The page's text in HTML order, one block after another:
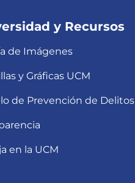
y Recursos
de Imágenes
y Gráficas UCM
de Prevención de Delitos
en la UCM